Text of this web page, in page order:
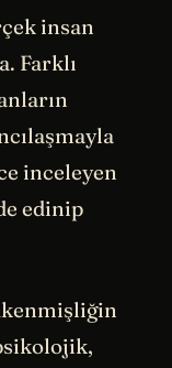
insan
Farklı
inceleyen
edinip